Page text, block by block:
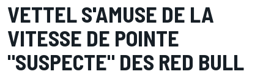
VETTEL S'AMUSE DE LA
VITESSE DE POINTE
"SUSPECTE" DES RED BULL